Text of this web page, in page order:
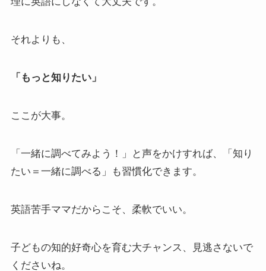
それよりも、
「もっと知りたい」
ここが大事。
「一緒に調べてみよう！」と声をかけすれば、「知り
たい＝一緒に調べる」も習慣化できます。
英語苦手ママだからこそ、柔軟でいい。
子どもの知的好奇心を育む大チャンス、見逃さないで
くださいね。